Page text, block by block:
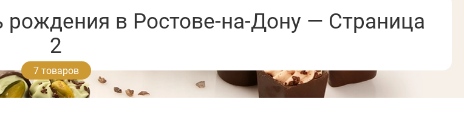
в Ростове-на-Дону — Страница
2
7 товаров